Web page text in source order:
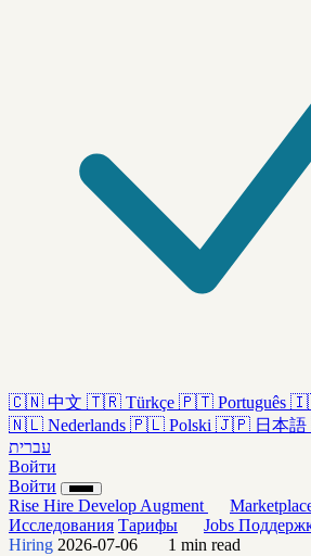
🇨🇳 中文 🇹🇷 Türkçe 🇵🇹 Português
🇳🇱 Nederlands 🇵🇱 Polski 🇯🇵 日本語
עברית
Войти
Войти
Rise Hire Develop Augment
Исследования Тарифы Jobs
Hiring 2026-07-06 1 min read